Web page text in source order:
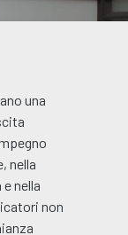
una
nella
nella
non